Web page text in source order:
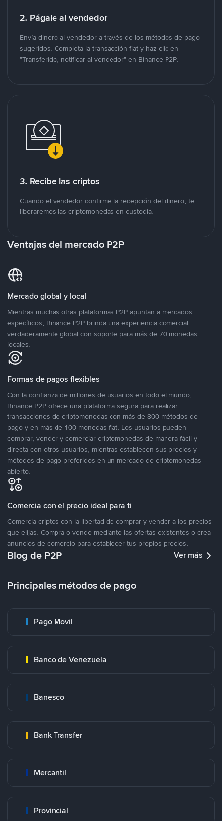
2. Págale al vendedor
Envía dinero al vendedor a través de los métodos de pago
sugeridos. Completa la transacción fiat y haz clic en
"Transferido, notificar al vendedor" en Binance P2P.
3. Recibe las criptos
Cuando el vendedor confirme la recepción del dinero, te
liberaremos las criptomonedas en custodia.
Ventajas del mercado P2P
Mercado global y local
Mientras muchas otras plataformas P2P apuntan a mercados
específicos, Binance P2P brinda una experiencia comercial
verdaderamente global con soporte para más de 70 monedas
locales.
Formas de pagos flexibles
Con la confianza de millones de usuarios en todo el mundo,
Binance P2P ofrece una plataforma segura para realizar
transacciones de criptomonedas con más de 800 métodos de
pago y en más de 100 monedas fiat. Los usuarios pueden
comprar, vender y comerciar criptomonedas de manera fácil y
directa con otros usuarios, mientras establecen sus precios y
métodos de pago preferidos en un mercado de criptomonedas
abierto.
Comercia con el precio ideal para ti
Comercia criptos con la libertad de comprar y vender a los precios
que elijas. Compra o vende mediante las ofertas existentes o crea
anuncios de comercio para establecer tus propios precios.
Blog de P2P Ver más
Principales métodos de pago
Pago Movil
Banco de Venezuela
Banesco
Bank Transfer
Mercantil
Provincial